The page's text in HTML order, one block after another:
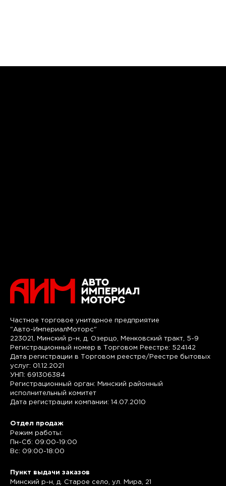
Частное торговое унитарное предприятие
"Авто-ИмпериалМоторс"
223021, Минский р-н, д. Озерцо, Менковский тракт, 5-9
Регистрационный номер в Торговом Реестре: 524142
Дата регистрации в Торговом реестре/Реестре бытовых
услуг: 01.12.2021
УНП: 691306384
Регистрационный орган: Минский районный
исполнительный комитет
Дата регистрации компании: 14.07.2010
Отдел продаж
Режим работы:
Пн-Сб: 09:00-19:00
Вс: 09:00-18:00
Пункт выдачи заказов
Минский р-н, д. Старое село, ул. Мира, 21